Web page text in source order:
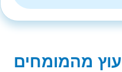
מהמומחים